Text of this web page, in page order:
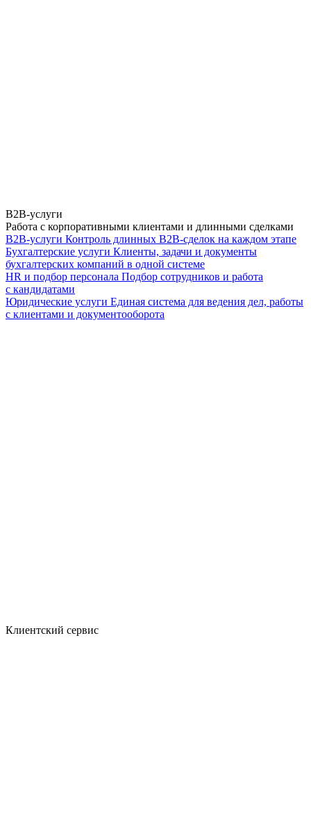
B2B-услуги
Работа с корпоративными клиентами и длинными сделками
B2B-услуги Контроль длинных B2B-сделок на каждом этапе
Бухгалтерские услуги Клиенты, задачи и документы
бухгалтерских компаний в одной системе
HR и подбор персонала Подбор сотрудников и работа
с кандидатами
Юридические услуги Единая система для ведения дел, работы
с клиентами и документооборота
Клиентский сервис